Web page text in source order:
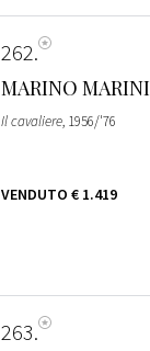
262
MARINO MARINI
Il cavaliere, 1956/'76
VENDUTO € 1.419
263